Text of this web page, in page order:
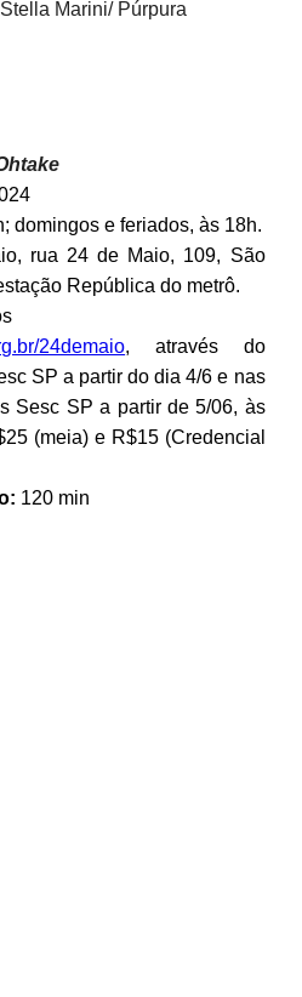
Stella Marini/ Púrpura
domingos e feriados, às 18h.
rua 24 de Maio, 109, São
República do metrô.
24demaio, através do
SP a partir do dia 4/6 e nas
Sesc SP a partir de 5/06, às
(meia) e R$15 (Credencial
120 min